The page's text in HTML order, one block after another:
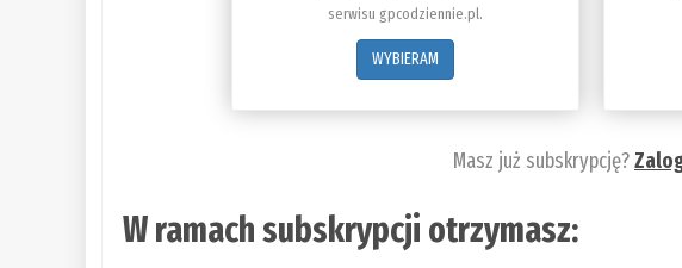
serwisu gpcodziennie.pl.
WYBIERAM
Masz już subskrypcję?
W ramach subskrypcji otrzymasz: